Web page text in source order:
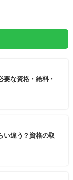
要な資格・給料・
い違う？資格の取